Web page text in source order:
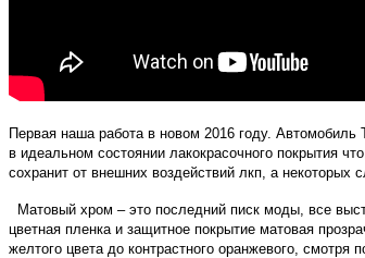
Первая наша работа в новом 2016 году.
в идеальном состоянии лакокрасочного покрытия
сохранит от внешних воздействий лкп, а некоторых
Матовый хром – это последний писк моды, все
цветная пленка и защитное покрытие матовая
желтого цвета до контрастного оранжевого,